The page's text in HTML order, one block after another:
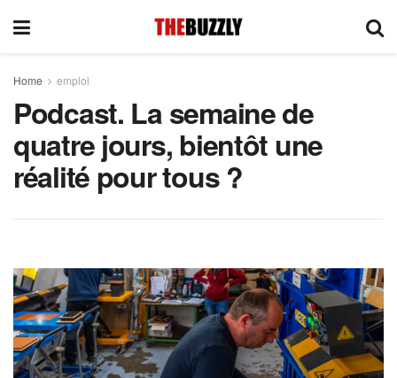
Home emploi
Podcast. La semaine de
quatre jours, bientôt une
réalité pour tous ?